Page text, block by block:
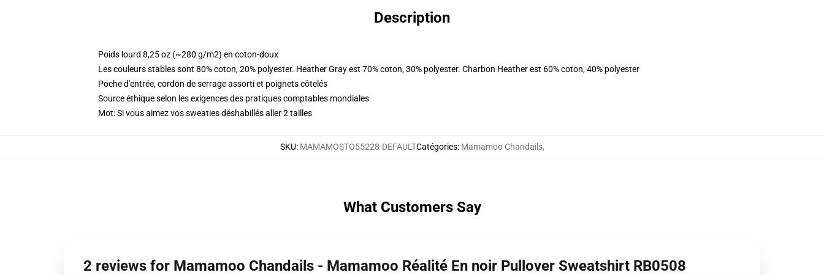
Description
Poids lourd 8,25 oz (~280 g/m2) en coton-doux
Les couleurs stables sont 80% coton, 20% polyester. Heather Gray est 70% coton, 30% polyester. Charbon Heather est 60% coton, 40% polyester
Poche d'entrée, cordon de serrage assorti et poignets côtelés
Source éthique selon les exigences des pratiques comptables mondiales
Mot: Si vous aimez vos sweaties déshabillés aller 2 tailles
SKU: MAMAMOSTO55228-DEFAULTCatégories: Mamamoo Chandails,
What Customers Say
2 reviews for Mamamoo Chandails - Mamamoo Réalité En noir Pullover Sweatshirt RB0508